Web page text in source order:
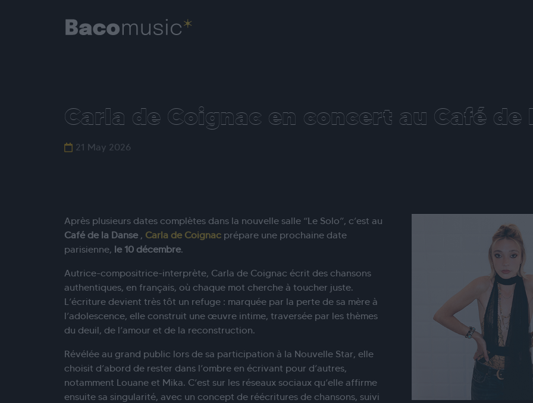
Carla de Coignac en concert au Café de
21 May 2026
Après plusieurs dates complètes dans la nouvelle salle “Le Solo”, c’est au
Café de la Danse, Carla de Coignacprépare une prochaine date
parisienne, le 10 décembre.
Autrice-compositrice-interprète, Carla de Coignac écrit des chansons
authentiques, en français, où chaque mot cherche à toucher juste.
L’écriture devient très tôt un refuge : marquée par la perte de sa mère à
l’adolescence, elle construit une œuvre intime, traversée par les thèmes
du deuil, de l’amour et de la reconstruction.
Révélée au grand public lors de sa participation à la Nouvelle Star, elle
choisit d’abord de rester dans l’ombre en écrivant pour d’autres,
notamment Louane et Mika. C’est sur les réseaux sociaux qu’elle affirme
ensuite sa singularité, avec un concept de réécritures de chansons, suivi